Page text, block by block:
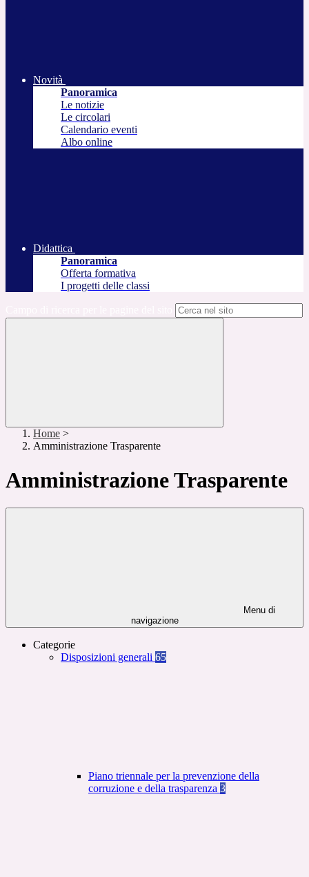
Novità
Panoramica
Le notizie
Le circolari
Calendario eventi
Albo online
Didattica
Panoramica
Offerta formativa
I progetti delle classi
Home >
Amministrazione Trasparente
Amministrazione Trasparente
Menu di
navigazione
Categorie
Disposizioni generali 65
Piano triennale per la prevenzione della
corruzione e della trasparenza 3